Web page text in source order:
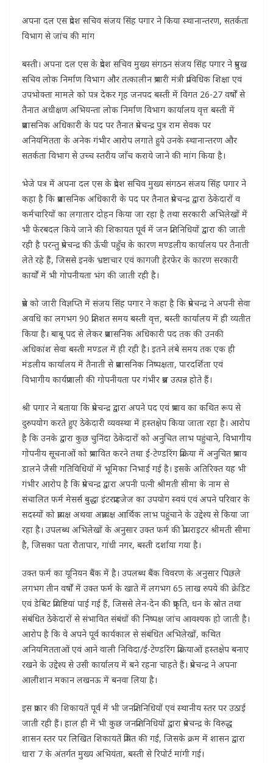
अपना दल एस प्रदेश सचिव संजय सिंह पगार ने किया स्थानान्तरण, सतर्कता
विभाग से जांच की मांग
बस्ती। अपना दल एस के प्रदेश सचिव मुख्य संगठन संजय सिंह पगार ने प्रमुख
सचिव लोक निर्माण विभाग और तत्कालीन प्रभारी मंत्री प्राविधिक शिक्षा एवं
उपभोक्ता मामले को पत्र देकर गृह जनपद बस्ती में विगत 26-27 वर्षों से
तैनात अधीक्षण अभियन्ता लोक निर्माण विभाग कार्यालय वृत्त बस्ती में
प्रशासनिक अधिकारी के पद पर तैनात प्रेमचन्द्र पुत्र राम सेवक पर
अनियमितता के अनेक गंभीर आरोप लगाते हुये उनके स्थानान्तरण और
सतर्कता विभाग से उच्च स्तरीय जाँच कराये जाने की मांग किया है।
भेजे पत्र में अपना दल एस के प्रदेश सचिव मुख्य संगठन संजय सिंह पगार ने
कहा है कि प्रशासनिक अधिकारी के पद पर तैनात प्रेमचन्द्र द्वारा ठेकेदारों व
कर्मचारियों का लगातार दोहन किया जा रहा है तथा सरकारी अभिलेखों में
भी फेरबदल किये जाने की शिकायत पूर्व में जन प्रतिनिधियों द्वारा की जाती
रही है परन्तु प्रेमचन्द्र की ऊँची पहुँच के कारण मण्डलीय कार्यालय पर तैनाती
लेते रहे हैं, जिससे इनके भ्रष्टाचार एवं कागजी हेरफेर के कारण सरकारी
कार्यों में भी गोपनीयता भंग की जाती रही है।
प्रेस को जारी विज्ञप्ति में संजय सिंह पगार ने कहा है कि प्रेमचन्द्र ने अपनी सेवा
अवधि का लगभग 90 प्रतिशत समय बस्ती वृत्त, बस्ती कार्यालय में ही व्यतीत
किया है। बाबू पद से लेकर प्रशासनिक अधिकारी पद तक की उनकी
अधिकांश सेवा बस्ती मण्डल में ही रही है। इतने लंबे समय तक एक ही
मंडलीय कार्यालय में तैनाती से प्रशासनिक निष्पक्षता, पारदर्शिता एवं
विभागीय कार्यप्रणाली की गोपनीयता पर गंभीर प्रश्न उत्पन्न होते हैं।
श्री पगार ने बताया कि प्रेमचन्द्र द्वारा अपने पद एवं प्रभाव का कथित रूप से
दुरुपयोग करते हुए ठेकेदारी व्यवस्था में हस्तक्षेप किया जाता रहा है। आरोप
है कि उनके द्वारा कुछ चुनिंदा ठेकेदारों को अनुचित लाभ पहुंचाने, विभागीय
गोपनीय सूचनाओं को प्रभावित करने तथा ई-टेण्डरिंग प्रक्रिया में अनुचित प्रभाव
डालने जैसी गतिविधियों में भूमिका निभाई गई है। इसके अतिरिक्त यह भी
गंभीर आरोप है कि प्रेमचन्द्र द्वारा अपनी पत्नी श्रीमती सीमा के नाम से
संचालित फर्म मेसर्स बुद्धा इंटरप्राइजेज का उपयोग स्वयं एवं अपने परिवार के
सदस्यों को प्रत्यक्ष अथवा अप्रत्यक्ष आर्थिक लाभ पहुंचाने के उद्देश्य से किया जा
रहा है। उपलब्ध अभिलेखों के अनुसार उक्त फर्म की प्रोपराइटर श्रीमती सीमा
है, जिसका पता रौतापार, गांधी नगर, बस्ती दर्शाया गया है।
उक्त फर्म का यूनियन बैंक में है। उपलब्ध बैंक विवरण के अनुसार पिछले
लगभग तीन वर्षों में उक्त फर्म के खाते में लगभग 65 लाख रुपये की क्रेडिट
एवं डेबिट प्रविष्टियां पाई गई हैं, जिससे लेन-देन की प्रकृति, धन के स्रोत तथा
संबंधित ठेकेदारों से संभावित संबंधों की निष्पक्ष जांच आवश्यक हो जाती है।
आरोप है कि वे अपने पूर्व कार्यकाल से संबंधित अभिलेखों, कथित
अनियमितताओं एवं आने वाली निविदा/ई-टेण्डरिंग प्रक्रियाओं हस्तक्षेप बनाए
रखने के उद्देश्य से उसी कार्यालय में बने रहना चाहते हैं। प्रेमचन्द्र ने अपना
आलीशान मकान लखनऊ में बनवा लिया है।
इस प्रकार की शिकायतें पूर्व में भी जनप्रतिनिधियों एवं स्थानीय स्तर पर उठाई
जाती रही हैं। हाल ही में भी कुछ जनप्रतिनिधियों द्वारा प्रेमचन्द्र के विरुद्ध
शासन स्तर पर लिखित शिकायतें प्रेषित की गई, जिसके क्रम में शासन द्वारा
धारा 7 के अंतर्गत मुख्य अभियंता, बस्ती से रिपोर्ट मांगी गई।